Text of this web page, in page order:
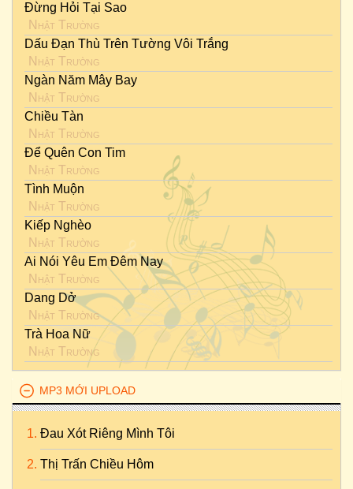
Đừng Hỏi Tại Sao
Nhật Trường
Dấu Đạn Thù Trên Tường Vôi Trắng
Nhật Trường
Ngàn Năm Mây Bay
Nhật Trường
Chiều Tàn
Nhật Trường
Để Quên Con Tim
Nhật Trường
Tình Muộn
Nhật Trường
Kiếp Nghèo
Nhật Trường
Ai Nói Yêu Em Đêm Nay
Nhật Trường
Dang Dở
Nhật Trường
Trà Hoa Nữ
Nhật Trường
MP3 MỚI UPLOAD
Đau Xót Riêng Mình Tôi
Thị Trấn Chiều Hôm